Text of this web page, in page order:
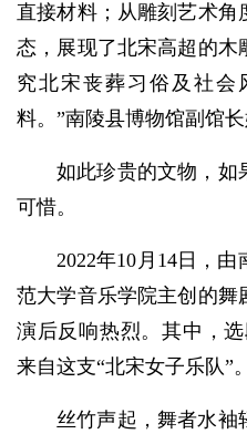
直接材料；从雕刻艺术角
态，展现了北宋高超的木
究北宋丧葬习俗及社会
料。”南陵县博物馆副馆长
如此珍贵的文物，如
可惜。
2022年10月14日，
范大学音乐学院主创的舞
演后反响热烈。其中，
来自这支“北宋女子乐队”。
丝竹声起，舞者水袖